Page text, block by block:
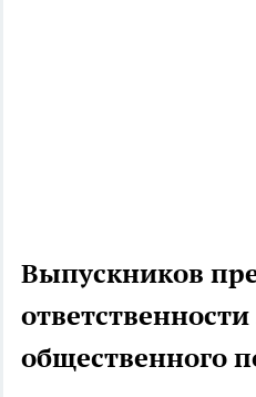
Выпускников
общественного